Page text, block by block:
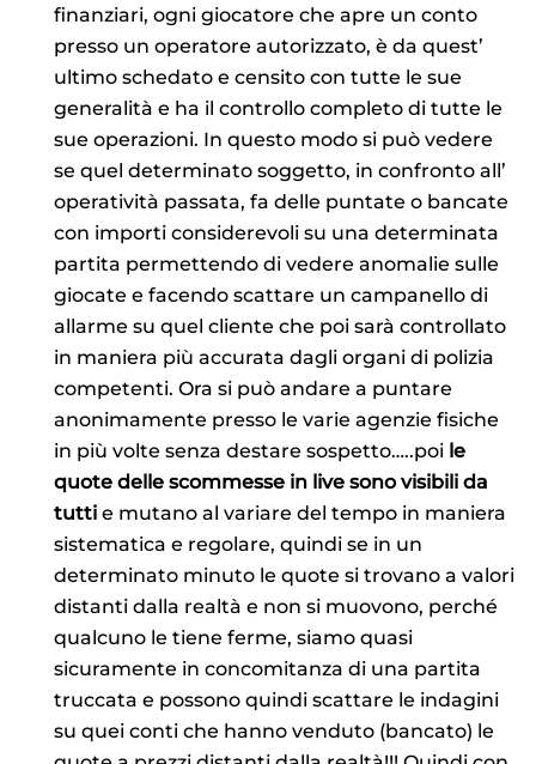
finanziari, ogni giocatore che apre un conto
presso un operatore autorizzato, è da quest’
ultimo schedato e censito con tutte le sue
generalità e ha il controllo completo di tutte le
sue operazioni. In questo modo si può vedere
se quel determinato soggetto, in confronto all’
operatività passata, fa delle puntate o bancate
con importi considerevoli su una determinata
partita permettendo di vedere anomalie sulle
giocate e facendo scattare un campanello di
allarme su quel cliente che poi sarà controllato
in maniera più accurata dagli organi di polizia
competenti. Ora si può andare a puntare
anonimamente presso le varie agenzie fisiche
in più volte senza destare sospetto…..poi le
quote delle scommesse in live sono visibili da
tutti e mutano al variare del tempo in maniera
sistematica e regolare, quindi se in un
determinato minuto le quote si trovano a valori
distanti dalla realtà e non si muovono, perché
qualcuno le tiene ferme, siamo quasi
sicuramente in concomitanza di una partita
truccata e possono quindi scattare le indagini
su quei conti che hanno venduto (bancato) le